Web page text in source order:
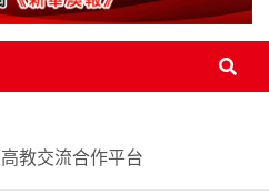
教交流合作平台